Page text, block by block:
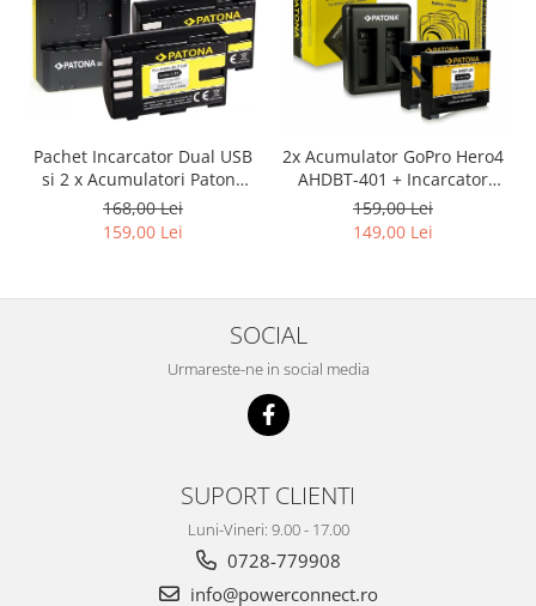
Pachet Incarcator Dual USB
si 2 x Acumulatori Patona
DMW-BLF19E pentru
Panasonic Lumix DC-GH5
168,00 Lei
159,00 Lei
2x Acumulator GoPro Hero4
AHDBT-401 + Incarcator
Dual AHBBP-401
159,00 Lei
149,00 Lei
SOCIAL
Urmareste-ne in social media
SUPORT CLIENTI
Luni-Vineri: 9.00 - 17.00
0728-779908
info@powerconnect.ro